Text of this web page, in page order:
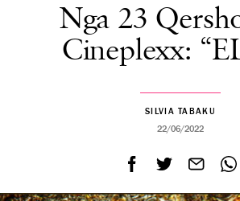
Nga 23
Cineplexx:
SILVIA TABAKU
22/06/2022